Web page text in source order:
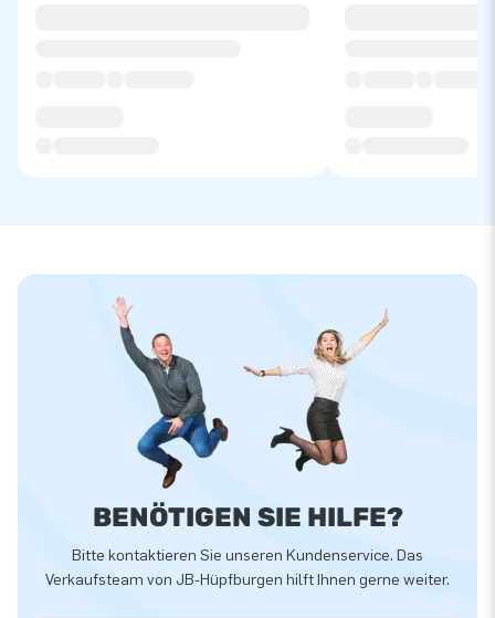
BENÖTIGEN SIE HILFE?
Bitte kontaktieren Sie unseren Kundenservice. Das
Verkaufsteam von JB-Hüpfburgen hilft Ihnen gerne weiter.